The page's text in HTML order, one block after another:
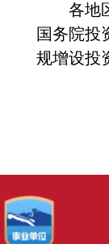
各地区
国务院投
规增设投